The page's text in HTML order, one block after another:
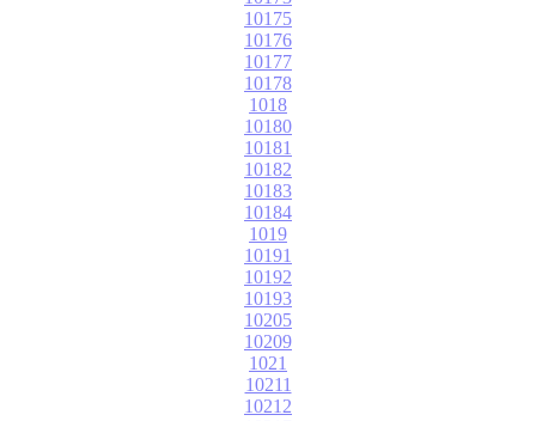
10175
10176
10177
10178
1018
10180
10181
10182
10183
10184
1019
10191
10192
10193
10205
10209
1021
10211
10212